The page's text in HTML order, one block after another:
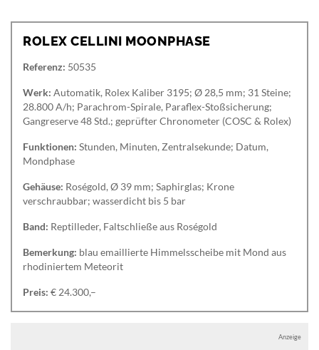
ROLEX CELLINI MOONPHASE
Referenz: 50535
Werk: Automatik, Rolex Kaliber 3195; Ø 28,5 mm; 31 Steine;
28.800 A/h; Parachrom-Spirale, Paraflex-Stoßsicherung;
Gangreserve 48 Std.; geprüfter Chronometer (COSC & Rolex)
Funktionen: Stunden, Minuten, Zentralsekunde; Datum,
Mondphase
Gehäuse: Roségold, Ø 39 mm; Saphirglas; Krone
verschraubbar; wasserdicht bis 5 bar
Band: Reptilleder, Faltschließe aus Roségold
Bemerkung: blau emaillierte Himmelsscheibe mit Mond aus
rhodiniertem Meteorit
Preis: € 24.300,–
Anzeige